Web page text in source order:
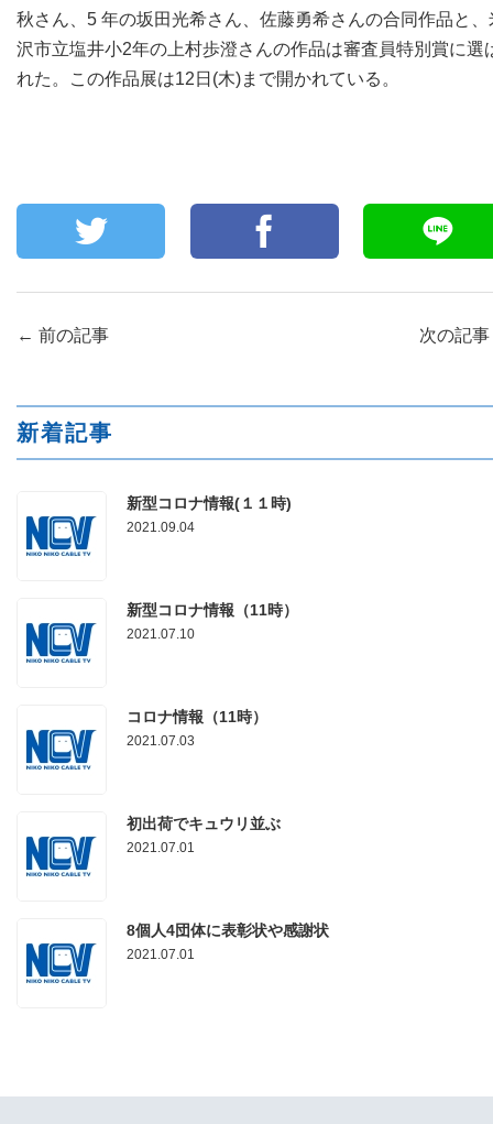
秋さん、5 年の坂田光希さん、佐藤勇希さんの合同作品と、
沢市立塩井小2年の上村歩澄さんの作品は審査員特別賞に選
れた。この作品展は12日(木)まで開かれている。
← 前の記事 次の記事
新着記事
新型コロナ情報(１１時)
2021.09.04
新型コロナ情報（11時）
2021.07.10
コロナ情報（11時）
2021.07.03
初出荷でキュウリ並ぶ
2021.07.01
8個人4団体に表彰状や感謝状
2021.07.01